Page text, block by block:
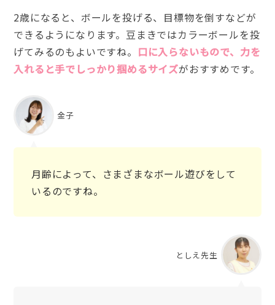
2歳になると、ボールを投げる、目標物を倒すなどが
できるようになります。豆まきではカラーボールを投
げてみるのもよいですね。 口に入らないもので、力を
入れると手でしっかり掴めるサイズがおすすめです。
金子
月齢によって、さまざまなボール遊びをして
いるのですね。
としえ先生